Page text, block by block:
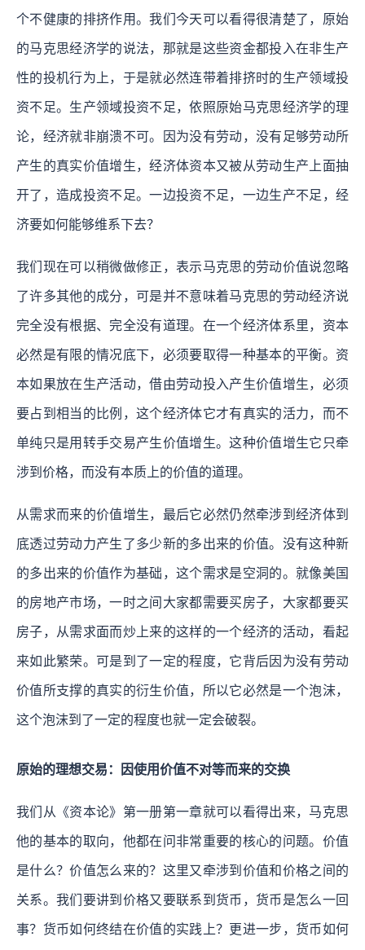
个不健康的排挤作用。我们今天可以看得很清楚了，原始
的马克思经济学的说法，那就是这些资金都投入在非生产
性的投机行为上，于是就必然连带着排挤时的生产领域投
资不足。生产领域投资不足，依照原始马克思经济学的理
论，经济就非崩溃不可。因为没有劳动，没有足够劳动所
产生的真实价值增生，经济体资本又被从劳动生产上面抽
开了，造成投资不足。一边投资不足，一边生产不足，经
济要如何能够维系下去？
我们现在可以稍微做修正，表示马克思的劳动价值说忽略
了许多其他的成分，可是并不意味着马克思的劳动经济说
完全没有根据、完全没有道理。在一个经济体系里，资本
必然是有限的情况底下，必须要取得一种基本的平衡。资
本如果放在生产活动，借由劳动投入产生价值增生，必须
要占到相当的比例，这个经济体它才有真实的活力，而不
单纯只是用转手交易产生价值增生。这种价值增生它只牵
涉到价格，而没有本质上的价值的道理。
从需求而来的价值增生，最后它必然仍然牵涉到经济体到
底透过劳动力产生了多少新的多出来的价值。没有这种新
的多出来的价值作为基础，这个需求是空洞的。就像美国
的房地产市场，一时之间大家都需要买房子，大家都要买
房子，从需求面而炒上来的这样的一个经济的活动，看起
来如此繁荣。可是到了一定的程度，它背后因为没有劳动
价值所支撑的真实的衍生价值，所以它必然是一个泡沫，
这个泡沫到了一定的程度也就一定会破裂。
原始的理想交易：因使用价值不对等而来的交换
我们从《资本论》第一册第一章就可以看得出来，马克思
他的基本的取向，他都在问非常重要的核心的问题。价值
是什么？价值怎么来的？这里又牵涉到价值和价格之间的
关系。我们要讲到价格又要联系到货币，货币是怎么一回
事？货币如何终结在价值的实践上？更进一步，货币如何